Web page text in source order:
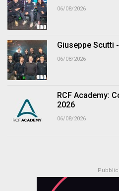
06/08/2026
Giuseppe Scutti
06/08/2026
RCF Academy:
2026
06/08/2026